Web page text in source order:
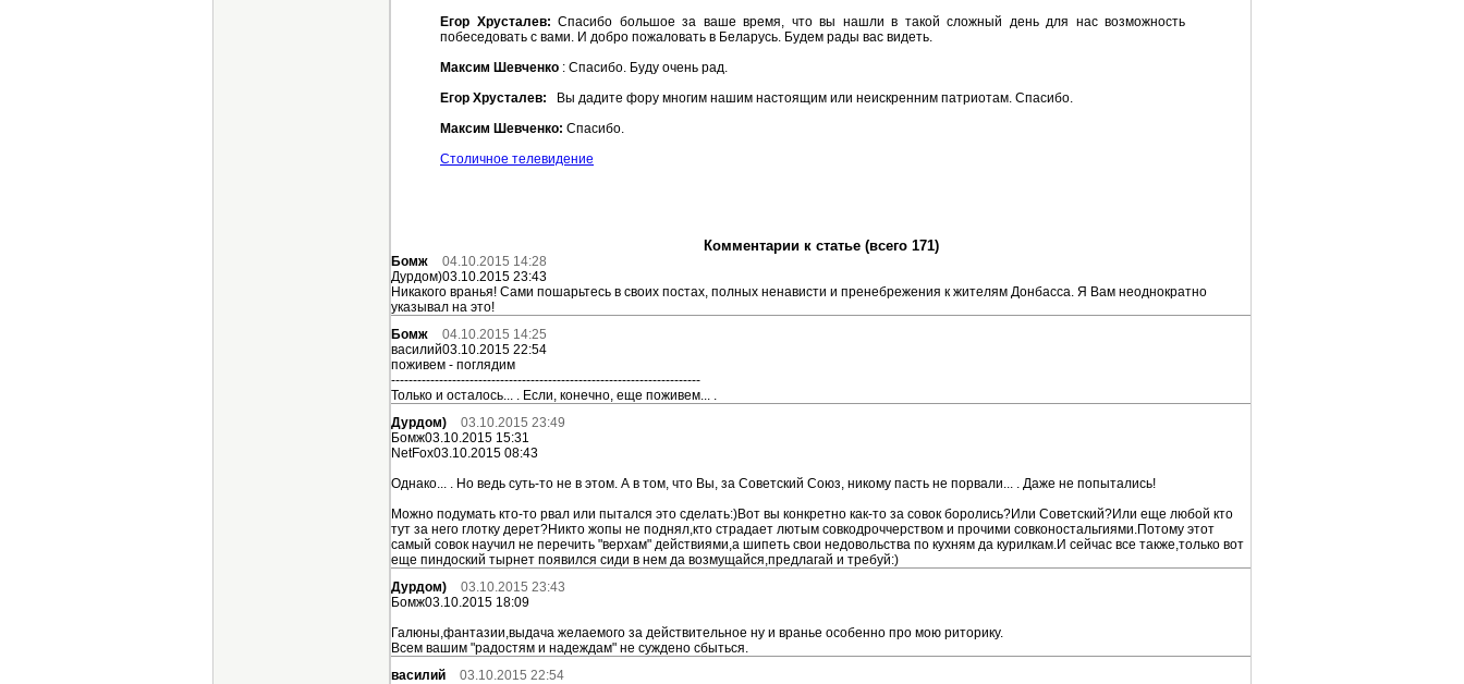
Егор Хрусталев: Спасибо большое за ваше время, что вы нашли в такой сложный день для нас возможность
побеседовать с вами. И добро пожаловать в Беларусь. Будем рады вас видеть.
Максим Шевченко : Спасибо. Буду очень рад.
Егор Хрусталев:
Вы дадите фору многим нашим настоящим или неискренним патриотам. Спасибо.
Максим Шевченко: Спасибо.
Столичное телевидение
Комментарии к статье (всего 171)
Бомж
04.10.2015 14:28
Дурдом)03.10.2015 23:43
Никакого вранья! Сами пошарьтесь в своих постах, полных ненависти и пренебрежения к жителям Донбасса. Я Вам неоднократно
указывал на это!
Бомж
04.10.2015 14:25
василий03.10.2015 22:54
поживем - поглядим
-----------------------------------------------------------------------
Только и осталось... . Если, конечно, еще поживем... .
Дурдом)
03.10.2015 23:49
Бомж03.10.2015 15:31
NetFox03.10.2015 08:43
Однако... . Но ведь суть-то не в этом. А в том, что Вы, за Советский Союз, никому пасть не порвали... . Даже не попытались!
Можно подумать кто-то рвал или пытался это сделать:)Вот вы конкретно как-то за совок боролись?Или Советский?Или еще любой кто
тут за него глотку дерет?Никто жопы не поднял,кто страдает лютым совкодроччерством и прочими совконостальгиями.Потому этот
самый совок научил не перечить "верхам" действиями,а шипеть свои недовольства по кухням да курилкам.И сейчас все также,только вот
еще пиндоский тырнет появился сиди в нем да возмущайся,предлагай и требуй:)
Дурдом)
03.10.2015 23:43
Бомж03.10.2015 18:09
Галюны,фантазии,выдача желаемого за действительное ну и вранье особенно про мою риторику.
Всем вашим "радостям и надеждам" не суждено сбыться.
василий
03.10.2015 22:54